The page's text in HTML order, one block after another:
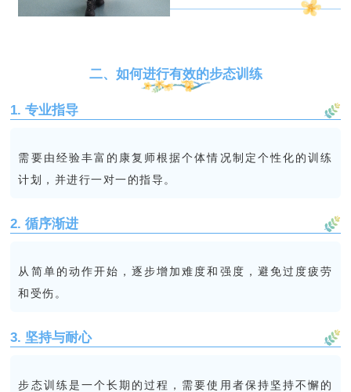
二、如何进行有效的步态训练
1. 专业指导
需要由经验丰富的康复师根据个体情况制定个性化的训练
计划，并进行一对一的指导。
2. 循序渐进
从简单的动作开始，逐步增加难度和强度，避免过度疲劳
和受伤。
3. 坚持与耐心
步态训练是一个长期的过程，需要使用者保持坚持不懈的